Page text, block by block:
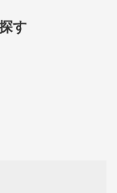
す